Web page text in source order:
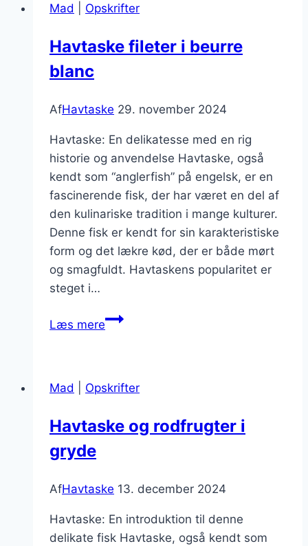
lejligheder
Mad Opskrifter
Havtaske fileter i beurre
blanc
AfHavtaske 29. november 2024
Havtaske: En delikatesse med en rig
historie og anvendelse Havtaske, også
kendt som “anglerfish” på engelsk, er en
fascinerende fisk, der har været en del af
den kulinariske tradition i mange kulturer.
Denne fisk er kendt for sin karakteristiske
form og det lækre kød, der er både mørt
og smagfuldt. Havtaskens popularitet er
steget i…
Læs mereHavtaske
blanc
Mad Opskrifter
Havtaske og rodfrugter i
gryde
AfHavtaske 13. december 2024
Havtaske: En introduktion til denne
delikate fisk Havtaske, også kendt som